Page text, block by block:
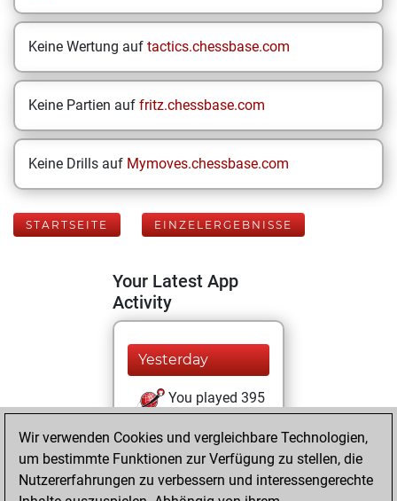
Keine Wertung auf tactics.chessbase.com
Keine Partien auf fritz.chessbase.com
Keine Drills auf Mymoves.chessbase.com
STARTSEITE EINZELERGEBNISSE
Your Latest App
Activity
Yesterday
You played 395
You scored
+161 =21 -213 in
blitz
Wir verwenden Cookies und vergleichbare Technologien,
um bestimmte Funktionen zur Verfügung zu stellen, die
Nutzererfahrungen zu verbessern und interessengerechte